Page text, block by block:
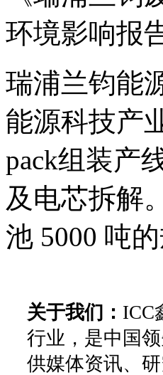
环境影响报
瑞浦兰钧能
能源科技产
pack组装产
及电芯拆解
池 5000 吨的
关于我们： ICC
行业，是中国
供媒体资讯、